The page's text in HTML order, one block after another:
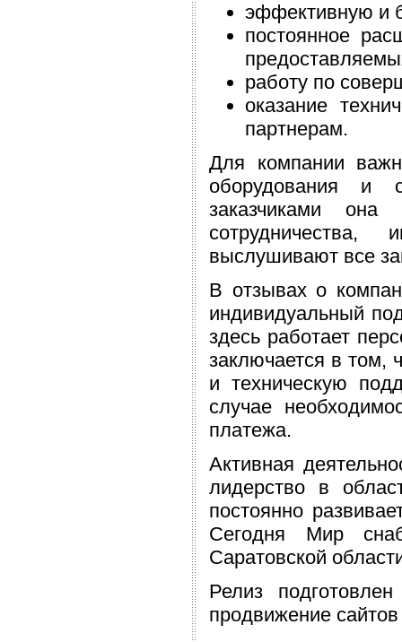
эффективную и
постоянное
работу по
оказание
партнерам.
Для компании
оборудования и
заказчиками она
сотрудничества,
выслушивают все
В отзывах о
индивидуальный
здесь работает
заключается в том,
и техническую
случае
платежа.
Активная
лидерство в
постоянно
Сегодня Мир
Саратовской
Релиз
продвижение